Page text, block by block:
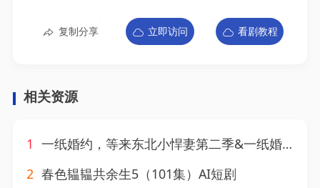
复制分享 立即访问 看剧教程
相关资源
1 一纸婚约，等来东北小悍妻第二季&一纸婚约等来东北小悍妻第二季（73集）AI短剧
2 春色韫韫共余生5（101集）AI短剧